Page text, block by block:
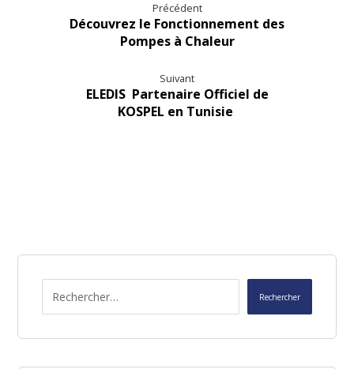
Précédent
Découvrez le Fonctionnement des
Pompes à Chaleur
Suivant
ELEDIS Partenaire Officiel de
KOSPEL en Tunisie